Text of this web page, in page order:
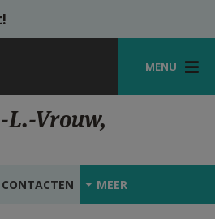
gaan
MENU
L.-Vrouw,
CONTACTEN MEER